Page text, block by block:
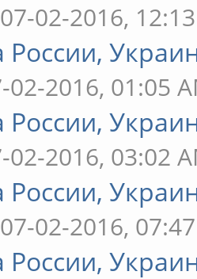
02-2016,
России,
02-2016, 01:05
России,
02-2016, 03:02
России,
02-2016,
России,